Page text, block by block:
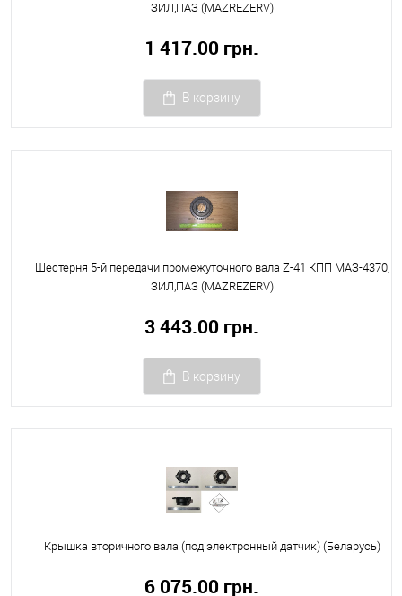
ЗИЛ,ПАЗ (MAZREZERV)
1 417.00 грн.
В корзину
Шестерня 5-й передачи промежуточного вала Z-41 КПП МАЗ-4370,
ЗИЛ,ПАЗ (MAZREZERV)
3 443.00 грн.
В корзину
Крышка вторичного вала (под электронный датчик) (Беларусь)
6 075.00 грн.